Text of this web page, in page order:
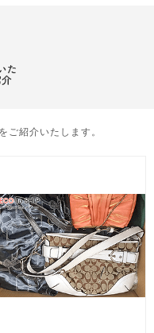
ご紹介いたします。